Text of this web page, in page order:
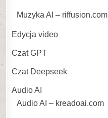
Muzyka AI – riffusion.com
Edycja video
Czat GPT
Czat Deepseek
Audio AI
Audio AI – kreadoai.com